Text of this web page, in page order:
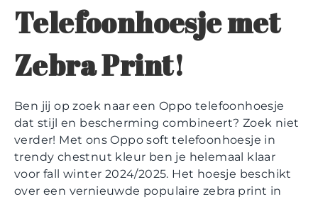
Telefoonhoesje met
Zebra Print!
Ben jij op zoek naar een Oppo telefoonhoesje
dat stijl en bescherming combineert? Zoek niet
verder! Met ons Oppo soft telefoonhoesje in
trendy chestnut kleur ben je helemaal klaar
voor fall winter 2024/2025. Het hoesje beschikt
over een vernieuwde populaire zebra print in